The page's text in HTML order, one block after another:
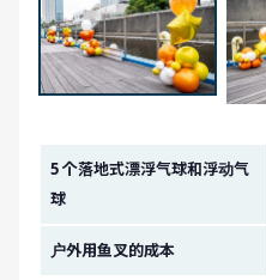
金额图像。
5 个落地式漂浮气球和浮动气
球
户外用鱼叉的成本